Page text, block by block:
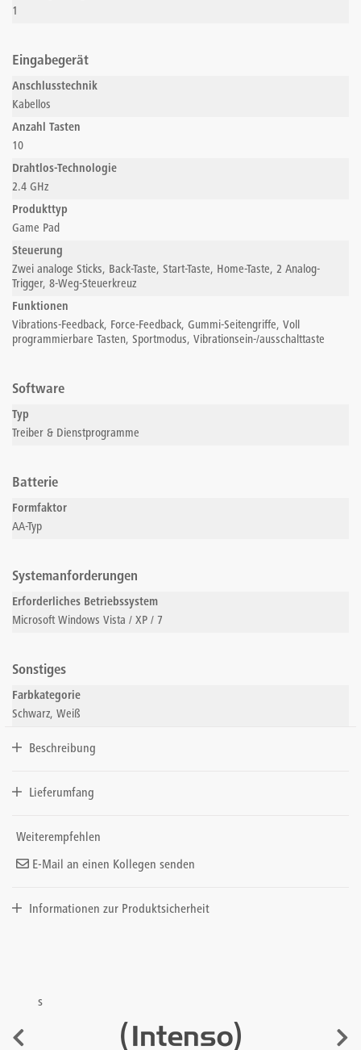
1
Eingabegerät
Anschlusstechnik
Kabellos
Anzahl Tasten
10
Drahtlos-Technologie
2.4 GHz
Produkttyp
Game Pad
Steuerung
Zwei analoge Sticks, Back-Taste, Start-Taste, Home-Taste, 2 Analog-
Trigger, 8-Weg-Steuerkreuz
Funktionen
Vibrations-Feedback, Force-Feedback, Gummi-Seitengriffe, Voll
programmierbare Tasten, Sportmodus, Vibrationsein-/ausschalttaste
Software
Typ
Treiber & Dienstprogramme
Batterie
Formfaktor
AA-Typ
Systemanforderungen
Erforderliches Betriebssystem
Microsoft Windows Vista / XP / 7
Sonstiges
Farbkategorie
Schwarz, Weiß
Beschreibung
Lieferumfang
Weiterempfehlen
E-Mail an einen Kollegen senden
Informationen zur Produktsicherheit
s